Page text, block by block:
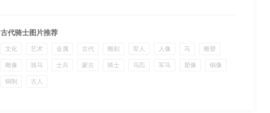
古代骑士图片推荐
文化 艺术 金属 古代 雕刻 军人 人像 马 雕塑
雕像 骑马 士兵 蒙古 骑士 马匹 军马 塑像 铜像
铜制 古人